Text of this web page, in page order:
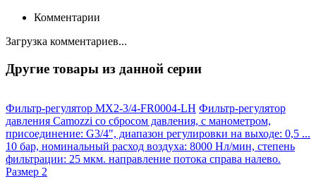
Комментарии
Загрузка комментариев...
Другие товары из данной серии
Фильтр-регулятор MX2-3/4-FR0004-LH Фильтр-регулятор
давления Camozzi со сбросом давления, с манометром,
присоединение: G3/4", диапазон регулировки на выходе: 0,5 ...
10 бар, номинальный расход воздуха: 8000 Нл/мин, степень
фильтрации: 25 мкм. направление потока справа налево.
Размер 2